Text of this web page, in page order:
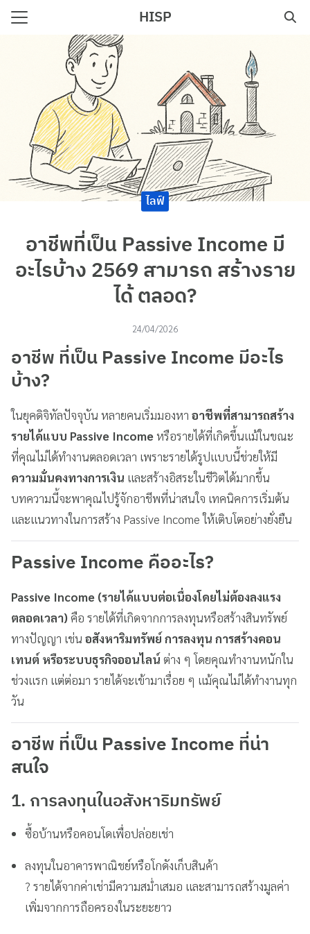
Skip
HISP
ไลฟ์
อาชีพที่เป็น Passive Income มี
อะไรบ้าง 2569 สามารถ สร้างราย
ได้ ตลอด?
24/04/2026
อาชีพ ที่เป็น Passive Income มีอะไร
บ้าง?
ในยุคดิจิทัลปัจจุบัน หลายคนเริ่มมองหา อาชีพที่สามารถสร้าง
รายได้แบบ Passive Incomeหรือรายได้ที่เกิดขึ้นแม้ในขณะ
ที่คุณไม่ได้ทำงานตลอดเวลา เพราะรายได้รูปแบบนี้ช่วยให้มี
ความมั่นคงทางการเงิน และสร้างอิสระในชีวิตได้มากขึ้น
บทความนี้จะพาคุณไปรู้จักอาชีพที่น่าสนใจ เทคนิคการเริ่มต้น
และแนวทางในการสร้าง Passive Income ให้เติบโตอย่างยั่งยืน
Passive Income คืออะไร?
Passive Income (รายได้แบบต่อเนื่องโดยไม่ต้องลงแรง
ตลอดเวลา) คือ รายได้ที่เกิดจากการลงทุนหรือสร้างสินทรัพย์
ทางปัญญา เช่น อสังหาริมทรัพย์ การลงทุน การสร้างคอน
เทนต์ หรือระบบธุรกิจออนไลน์ ต่าง ๆ โดยคุณทำงานหนักใน
ช่วงแรก แต่ต่อมา รายได้จะเข้ามาเรื่อย ๆ แม้คุณไม่ได้ทำงานทุก
วัน
อาชีพ ที่เป็น Passive Income ที่น่า
สนใจ
1. การลงทุนในอสังหาริมทรัพย์
ซื้อบ้านหรือคอนโดเพื่อปล่อยเช่า
ลงทุนในอาคารพาณิชย์หรือโกดังเก็บสินค้า
? รายได้จากค่าเช่ามีความสม่ำเสมอ และสามารถสร้างมูลค่า
เพิ่มจากการถือครองในระยะยาว